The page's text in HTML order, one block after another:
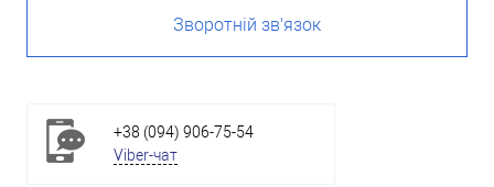
Зворотній зв'язок
+38 (094) 906-75-54
Viber-чат